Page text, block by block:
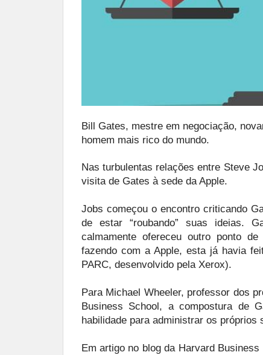
Bill Gates, mestre em negociação,
homem mais rico do mundo.
Nas turbulentas relações entre Steve
visita de Gates à sede da Apple.
Jobs começou o encontro criticando
de estar “roubando” suas ideias.
calmamente ofereceu outro ponto
fazendo com a Apple, esta já havia
PARC, desenvolvido pela Xerox).
Para Michael Wheeler, professor dos
Business School, a compostura de
habilidade para administrar os
Em artigo no blog da Harvard